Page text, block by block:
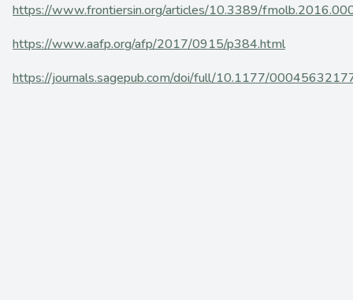
https://www.frontiersin.org/articles/10.3389/
https://www.aafp.org/afp/2017/0915/p384.html
https://journals.sagepub.com/doi/full/10.1177/